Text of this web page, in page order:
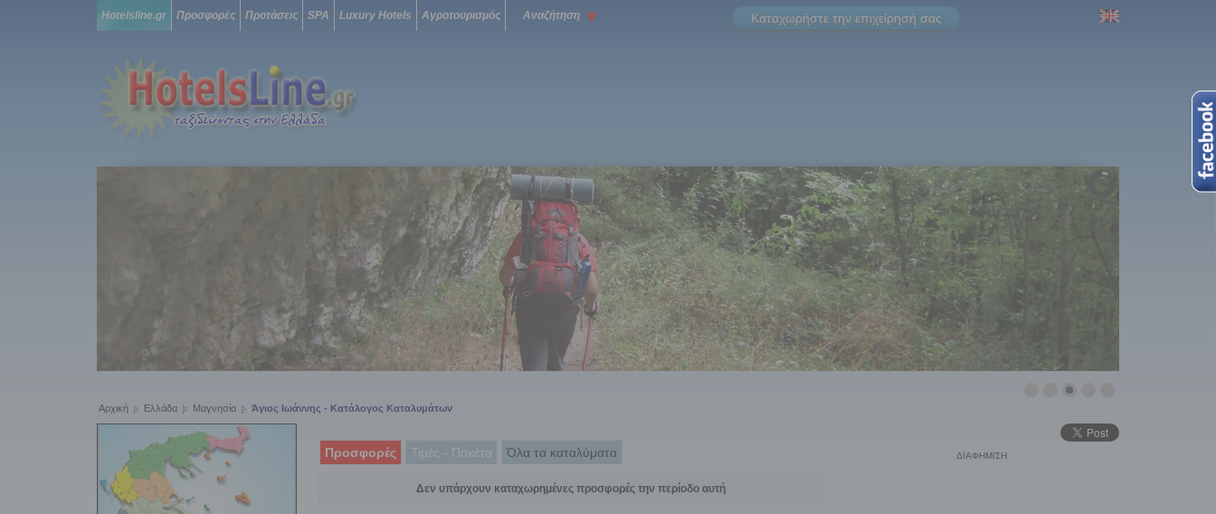
Hotelsline.gr Προσφορές Προτάσεις SPA Luxury Hotels Αγροτουρισμός Αναζήτηση Καταχωρήστε την επιχείρησή σας
Αρχική Ελλάδα Μαγνησία Άγιος Ιωάννης - Κατάλογος Καταλυμάτων
Προσφορές Τιμές - Πακέτα Όλα τα καταλύματα
Δεν υπάρχουν καταχωρημένες προσφορές την περίοδο αυτή
ΔΙΑΦΗΜΙΣΗ